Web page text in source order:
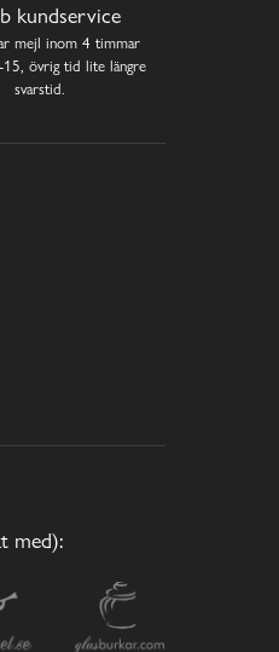
kundservice
mejl inom 4 timmar
15, övrig tid lite längre
svarstid.
med):